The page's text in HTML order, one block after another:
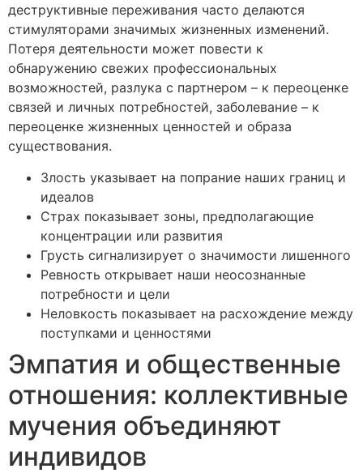
деструктивные переживания часто делаются
стимуляторами значимых жизненных изменений.
Потеря деятельности может повести к
обнаружению свежих профессиональных
возможностей, разлука с партнером – к переоценке
связей и личных потребностей, заболевание – к
переоценке жизненных ценностей и образа
существования.
Злость указывает на попрание наших границ и
идеалов
Страх показывает зоны, предполагающие
концентрации или развития
Грусть сигнализирует о значимости лишенного
Ревность открывает наши неосознанные
потребности и цели
Неловкость показывает на расхождение между
поступками и ценностями
Эмпатия и общественные
отношения: коллективные
мучения объединяют
индивидов